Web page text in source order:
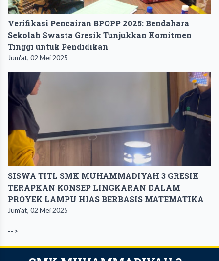
Verifikasi Pencairan BPOPP 2025: Bendahara
Sekolah Swasta Gresik Tunjukkan Komitmen
Tinggi untuk Pendidikan
Jum'at, 02 Mei 2025
SISWA TITL SMK MUHAMMADIYAH 3 GRESIK
TERAPKAN KONSEP LINGKARAN DALAM
PROYEK LAMPU HIAS BERBASIS MATEMATIKA
Jum'at, 02 Mei 2025
-->